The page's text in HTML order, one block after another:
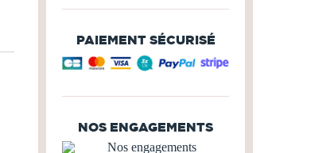
PAIEMENT SÉCURISÉ
NOS ENGAGEMENTS